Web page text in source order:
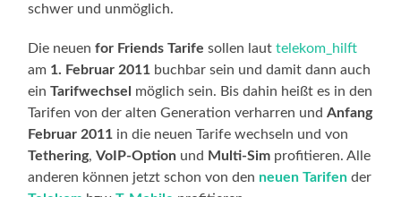
schwer und unmöglich.
Die neuenfor Friends Tarife sollen lauttelekom_hilft
am 1. Februar 2011 buchbar sein und damit dann auch
einTarifwechsel möglich sein. Bis dahin heißt es in den
Tarifen von der alten Generation verharren undAnfang
Februar 2011 in die neuen Tarife wechseln und von
Tethering,VoIP-Option und Multi-Sim profitieren. Alle
anderen können jetzt schon von den neuen Tarifen der